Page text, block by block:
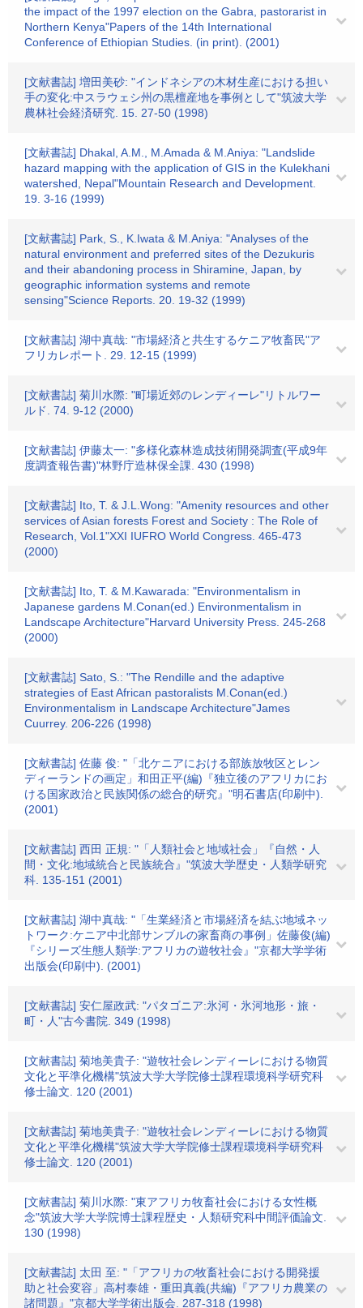
the impact of the 1997 election on the Gabra, pastorarist in
Northern Kenya"Papers of the 14th International
Conference of Ethiopian Studies. (in print). (2001)
[文献書誌] 増田美砂: "インドネシアの木材生産における担い
手の変化:中スラウェシ州の黒檀産地を事例として"筑波大学
農林社会経済研究. 15. 27-50 (1998)
[文献書誌] Dhakal, A.M., M.Amada & M.Aniya: "Landslide
hazard mapping with the application of GIS in the Kulekhani
watershed, Nepal"Mountain Research and Development.
19. 3-16 (1999)
[文献書誌] Park, S., K.Iwata & M.Aniya: "Analyses of the
natural environment and preferred sites of the Dezukuris
and their abandoning process in Shiramine, Japan, by
geographic information systems and remote
sensing"Science Reports. 20. 19-32 (1999)
[文献書誌] 湖中真哉: "市場経済と共生するケニア牧畜民"ア
フリカレポート. 29. 12-15 (1999)
[文献書誌] 菊川水際: "町場近郊のレンディーレ"リトルワー
ルド. 74. 9-12 (2000)
[文献書誌] 伊藤太一: "多様化森林造成技術開発調査(平成9年
度調査報告書)"林野庁造林保全課. 430 (1998)
[文献書誌] Ito, T. & J.L.Wong: "Amenity resources and other
services of Asian forests Forest and Society : The Role of
Research, Vol.1"XXI IUFRO World Congress. 465-473
(2000)
[文献書誌] Ito, T. & M.Kawarada: "Environmentalism in
Japanese gardens M.Conan(ed.) Environmentalism in
Landscape Architecture"Harvard University Press. 245-268
(2000)
[文献書誌] Sato, S.: "The Rendille and the adaptive
strategies of East African pastoralists M.Conan(ed.)
Environmentalism in Landscape Architecture"James
Cuurrey. 206-226 (1998)
[文献書誌] 佐藤 俊: "「北ケニアにおける部族放牧区とレン
ディーランドの画定」和田正平(編)『独立後のアフリカにお
ける国家政治と民族関係の総合的研究』"明石書店(印刷中).
(2001)
[文献書誌] 西田 正規: "「人類社会と地域社会」『自然・人
間・文化:地域統合と民族統合』"筑波大学歴史・人類学研究
科. 135-151 (2001)
[文献書誌] 湖中真哉: "「生業経済と市場経済を結ぶ地域ネッ
トワーク:ケニア中北部サンブルの家畜商の事例」佐藤俊(編)
『シリーズ生態人類学:アフリカの遊牧社会』"京都大学学術
出版会(印刷中). (2001)
[文献書誌] 安仁屋政武: "パタゴニア:氷河・氷河地形・旅・
町・人"古今書院. 349 (1998)
[文献書誌] 菊地美貴子: "遊牧社会レンディーレにおける物質
文化と平準化機構"筑波大学大学院修士課程環境科学研究科
修士論文. 120 (2001)
[文献書誌] 菊地美貴子: "遊牧社会レンディーレにおける物質
文化と平準化機構"筑波大学大学院修士課程環境科学研究科
修士論文. 120 (2001)
[文献書誌] 菊川水際: "東アフリカ牧畜社会における女性概
念"筑波大学大学院博士課程歴史・人類研究科中間評価論文.
130 (1998)
[文献書誌] 太田 至: "「アフリカの牧畜社会における開発援
助と社会変容」高村泰雄・重田真義(共編)『アフリカ農業の
諸問題』"京都大学学術出版会. 287-318 (1998)